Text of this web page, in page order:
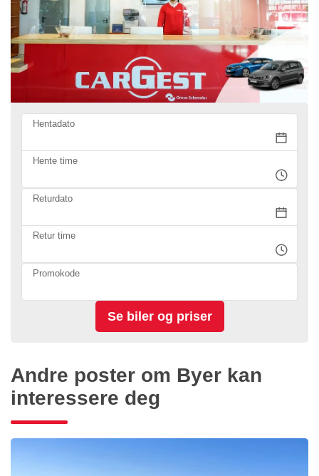
Hentadato
Hente time
Returdato
Retur time
Promokode
Andre poster om Byer kan
interessere deg